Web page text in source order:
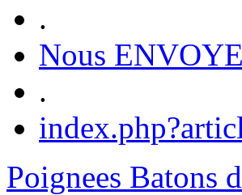
.
Nous
.
Poignees Batons